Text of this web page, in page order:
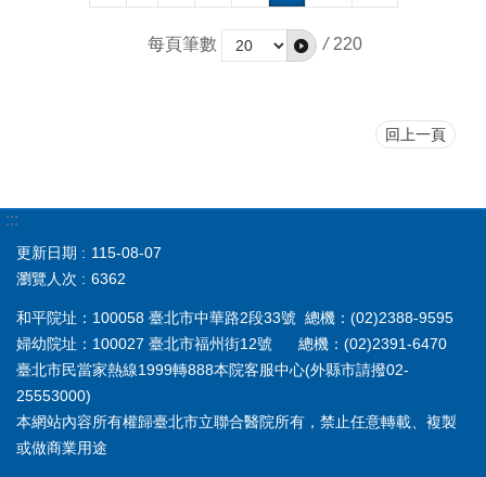
每頁筆數 / 220
回上一頁
:::
更新日期
115-08-07
瀏覽人次
6362
和平院址：100058 臺北市中華路2段33號 總機：(02)2388-9595
婦幼院址：100027 臺北市福州街12號 總機：(02)2391-6470
臺北市民當家熱線1999轉888本院客服中心(外縣市請撥02-
25553000)
本網站內容所有權歸臺北市立聯合醫院所有，禁止任意轉載、複製
或做商業用途